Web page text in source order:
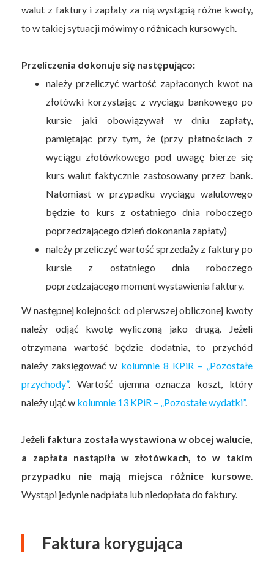
walut z faktury i zapłaty za nią wystąpią różne kwoty,
to w takiej sytuacji mówimy o różnicach kursowych.
Przeliczenia dokonuje się następująco:
należy przeliczyć wartość zapłaconych kwot na
złotówki korzystając z wyciągu bankowego po
kursie jaki obowiązywał w dniu zapłaty,
pamiętając przy tym, że (przy płatnościach z
wyciągu złotówkowego pod uwagę bierze się
kurs walut faktycznie zastosowany przez bank.
Natomiast w przypadku wyciągu walutowego
będzie to kurs z ostatniego dnia roboczego
poprzedzającego dzień dokonania zapłaty)
należy przeliczyć wartość sprzedaży z faktury po
kursie z ostatniego dnia roboczego
poprzedzającego moment wystawienia faktury.
W następnej kolejności: od pierwszej obliczonej kwoty
należy odjąć kwotę wyliczoną jako drugą. Jeżeli
otrzymana wartość będzie dodatnia, to przychód
należy zaksięgować w kolumnie 8 KPiR – „Pozostałe
przychody”. Wartość ujemna oznacza koszt, który
należy ująć w kolumnie 13 KPiR – „Pozostałe wydatki”.
Jeżeli faktura została wystawiona w obcej walucie,
a zapłata nastąpiła w złotówkach, to w takim
przypadku nie mają miejsca różnice kursowe.
Wystąpi jedynie nadpłata lub niedopłata do faktury.
Faktura korygująca